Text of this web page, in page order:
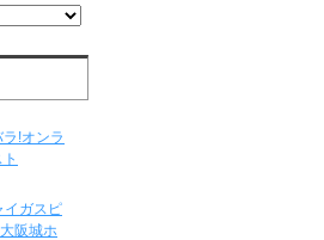
!オンラ
イガスピ
阪城ホ